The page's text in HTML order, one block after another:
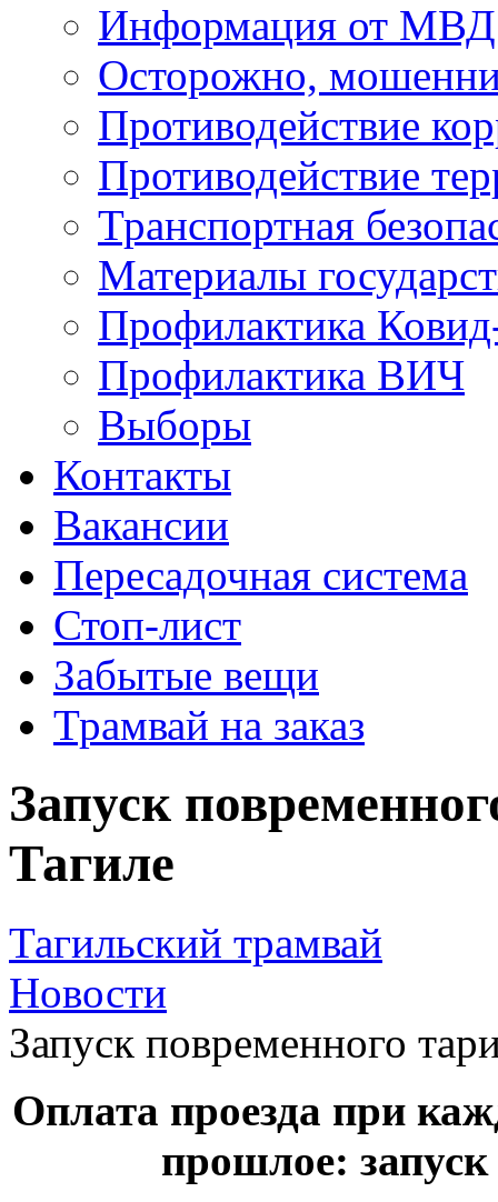
Информация от МВД
Осторожно,
Противодействие
Противодействие
Транспортная
Материалы
Профилактика
Профилактика ВИЧ
Выборы
Контакты
Вакансии
Пересадочная система
Стоп-лист
Забытые вещи
Трамвай на заказ
Запуск
Тагиле
Тагильский трамвай
Новости
Запуск повременного
Оплата проезда при
прошлое: